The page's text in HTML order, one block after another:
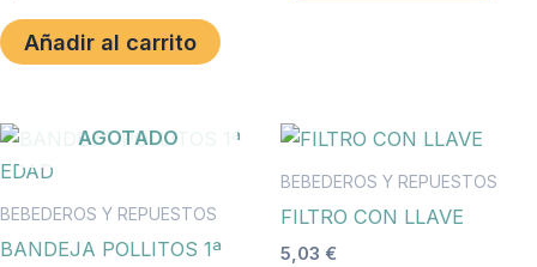
Añadir al carrito
AGOTADO
BEBEDEROS Y REPUESTOS
BANDEJA POLLITOS 1ª
BEBEDEROS Y REPUESTOS
FILTRO CON LLAVE
5,03 €